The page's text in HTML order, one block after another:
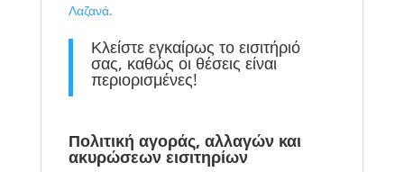
Λαζανά.
Κλείστε εγκαίρως το εισιτήριό
σας, καθώς οι θέσεις είναι
περιορισμένες!
Πολιτική αγοράς, αλλαγών και
ακυρώσεων εισιτηρίων